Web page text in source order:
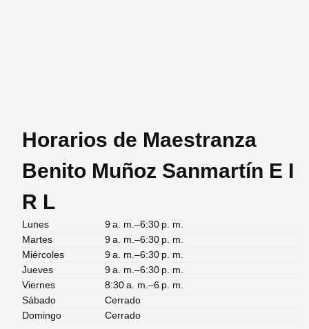
Horarios de Maestranza
Benito Muñoz Sanmartín E I
R L
Lunes
9 a. m.–6:30 p. m.
Martes
9 a. m.–6:30 p. m.
Miércoles
9 a. m.–6:30 p. m.
Jueves
9 a. m.–6:30 p. m.
Viernes
8:30 a. m.–6 p. m.
Sábado
Cerrado
Domingo
Cerrado